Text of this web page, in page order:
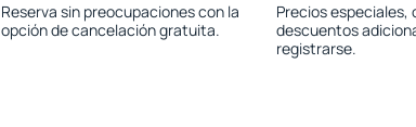
Reserva sin preocupaciones con la
opción de cancelación gratuita.
Precios especiales,
descuentos
registrarse.